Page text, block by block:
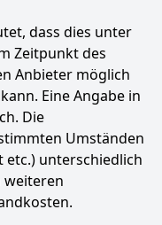
dass dies unter
Zeitpunkt des
Anbieter möglich
Eine Angabe in
Die
Umständen
etc.) unterschiedlich
weiteren